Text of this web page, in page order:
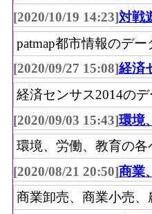
[2020/10/19 14:23]対戦
patmap都市情報のデー
[2020/09/27 15:08]経済
経済センサス2014の
[2020/09/03 15:43]環境
環境、労働、教育の各
[2020/08/21 20:50]商業
商業卸売、商業小売、